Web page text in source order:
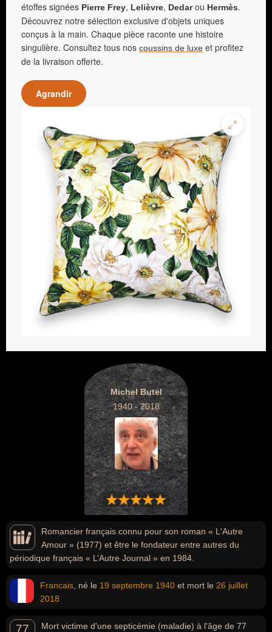
étoffes signées Pierre Frey, Lelièvre, Dedarou Hermès.
Découvrez notre sélection exclusive d'objets uniques
conçus à la main. Chaque pièce raconte une histoire
singulière. Consultez tous nos coussins de luxe et profitez
de la livraison offerte.
Agrandir
Michel Butel
1940 - 2018
Romancier français connu pour son roman « L'Autre
Amour » (1977) et être le fondateur entre autres du
périodique français « L’Autre Journal » en 1984.
Francais , né le 19 septembre 1940 et mort le 26 juillet
2018
77
Mort victime d'une septicémie (maladie) à l'âge de 77